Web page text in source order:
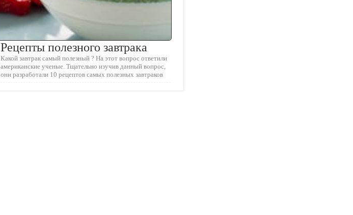
Рецепты полезного завтрака
Какой завтрак самый полезный ? На этот вопрос ответили
американские ученые. Тщательно изучив данный вопрос,
они разработали 10 рецептов самых полезных завтраков